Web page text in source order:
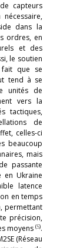
capteurs
dans la
ordres, en
et des
le soutien
fait que se
tend à se
unités de
vers la
tactiques,
de
celles-ci
beaucoup
mais
passante
en Ukraine
latence
en temps
permettant
précision,
moyens (5).
(Réseau